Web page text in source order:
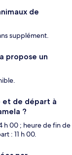
de
supplément.
propose un
et de départ à
?
h 00 ; heure de fin de
: 11 h 00.